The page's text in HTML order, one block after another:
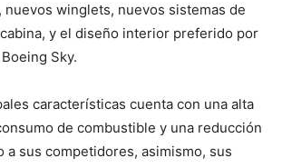
nuevos winglets, nuevos sistemas de
y el diseño interior preferido por
Sky.
características cuenta con una alta
de combustible y una reducción
a sus competidores, asimismo, sus